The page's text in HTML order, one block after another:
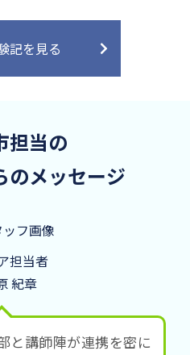
記を見る
担当の
のメッセージ
担当者
紀章
と講師陣が連携を密に